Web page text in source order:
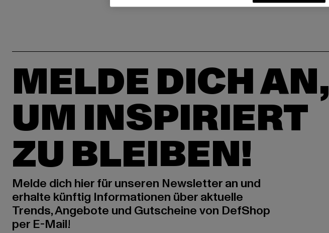
MELDE DICH AN,
UM INSPIRIERT
ZU BLEIBEN!
Melde dich hier für unseren Newsletter an und
erhalte künftig Informationen über aktuelle
Trends, Angebote und Gutscheine von DefShop
per E-Mail!